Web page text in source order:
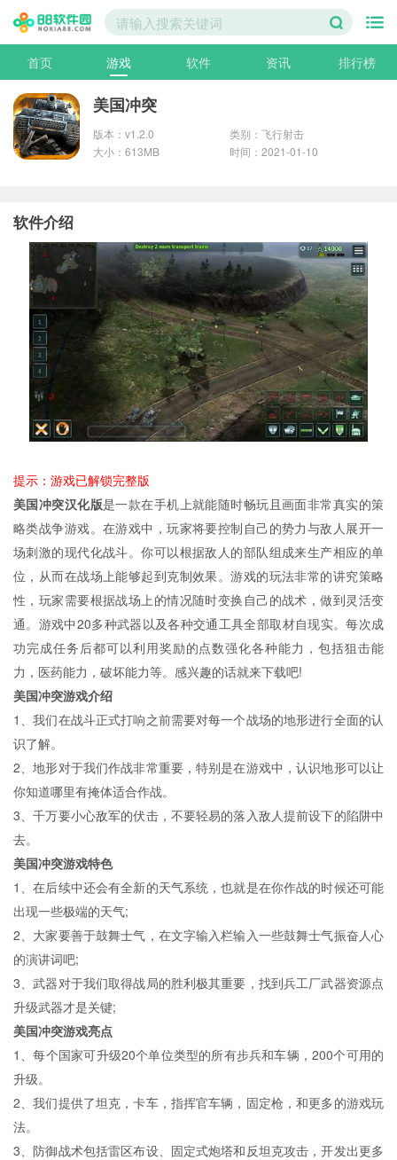
首页 游戏 软件 资讯 排行榜
美国冲突
版本：v1.2.0
类别：飞行射击
大小：613MB
时间：2021-01-10
软件介绍
提示：游戏已解锁完整版
美国冲突汉化版是一款在手机上就能随时畅玩且画面非常真实的策
略类战争游戏。在游戏中，玩家将要控制自己的势力与敌人展开一
场刺激的现代化战斗。你可以根据敌人的部队组成来生产相应的单
位，从而在战场上能够起到克制效果。游戏的玩法非常的讲究策略
性，玩家需要根据战场上的情况随时变换自己的战术，做到灵活变
通。游戏中20多种武器以及各种交通工具全部取材自现实。每次成
功完成任务后都可以利用奖励的点数强化各种能力，包括狙击能
力，医药能力，破坏能力等。感兴趣的话就来下载吧!
美国冲突游戏介绍
1、我们在战斗正式打响之前需要对每一个战场的地形进行全面的认
识了解。
2、地形对于我们作战非常重要，特别是在游戏中，认识地形可以让
你知道哪里有掩体适合作战。
3、千万要小心敌军的伏击，不要轻易的落入敌人提前设下的陷阱中
去。
美国冲突游戏特色
1、在后续中还会有全新的天气系统，也就是在你作战的时候还可能
出现一些极端的天气;
2、大家要善于鼓舞士气，在文字输入栏输入一些鼓舞士气振奋人心
的演讲词吧;
3、武器对于我们取得战局的胜利极其重要，找到兵工厂武器资源点
升级武器才是关键;
美国冲突游戏亮点
1、每个国家可升级20个单位类型的所有步兵和车辆，200个可用的
升级。
2、我们提供了坦克，卡车，指挥官车辆，固定枪，和更多的游戏玩
法。
3、防御战术包括雷区布设、固定式炮塔和反坦克攻击，开发出更多